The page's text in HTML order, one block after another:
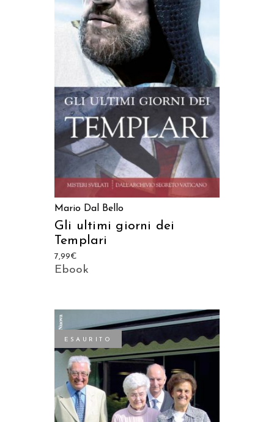
AGGIUNGI AL CARRELLO
Mario Dal Bello
Gli ultimi giorni dei
Templari
7,99€
Ebook
ESAURITO